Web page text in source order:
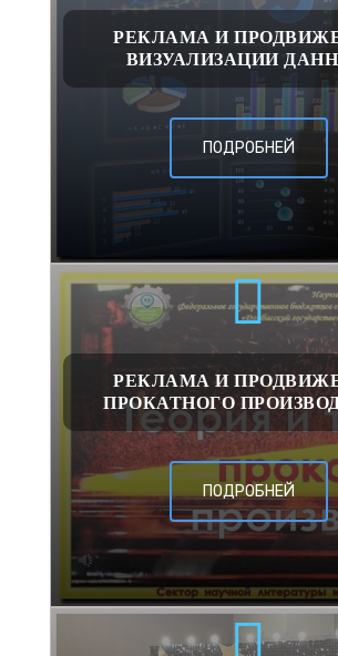
РЕКЛАМА И
ВИЗУАЛИЗАЦИИ
ПОДРОБНЕЙ
РЕКЛАМА И
ПРОКАТНОГО
ПОДРОБНЕЙ